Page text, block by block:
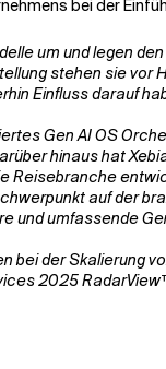
bei der
um und legen
stehen sie
Einfluss darauf
Gen AI OS
hinaus hat
Reisebranche
auf der
und umfassende
bei der Skalierung
2025